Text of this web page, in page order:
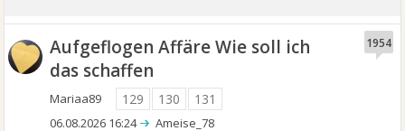
Aufgeflogen Affäre Wie soll ich
das schaffen
Mariaa89 129 130 131
1954
06.08.2026 16:24 Ameise_78